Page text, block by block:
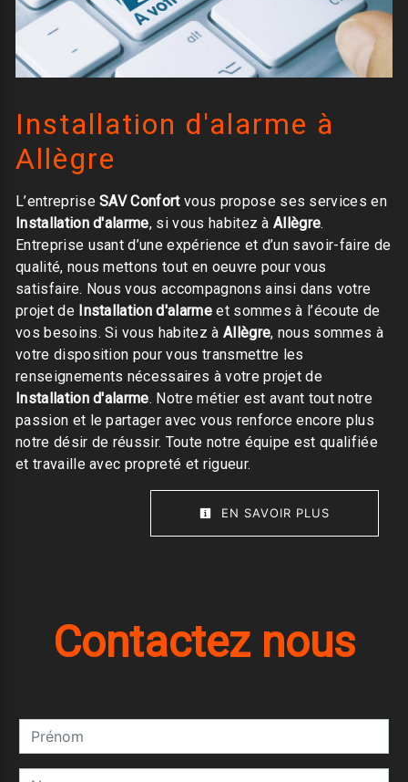
Installation d'alarme à
Allègre
L’entrepriseSAV Confortvous propose ses services en
Installation d'alarme, si vous habitez àAllègre.
Entreprise usant d’une expérience et d’un savoir-faire de
qualité, nous mettons tout en oeuvre pour vous
satisfaire. Nous vous accompagnons ainsi dans votre
projet de Installation d'alarmeet sommes à l’écoute de
vos besoins. Si vous habitez à Allègre, nous sommes à
votre disposition pour vous transmettre les
renseignements nécessaires à votre projet de
Installation d'alarme. Notre métier est avant tout notre
passion et le partager avec vous renforce encore plus
notre désir de réussir. Toute notre équipe est qualifiée
et travaille avec propreté et rigueur.
EN SAVOIR PLUS
Contactez nous